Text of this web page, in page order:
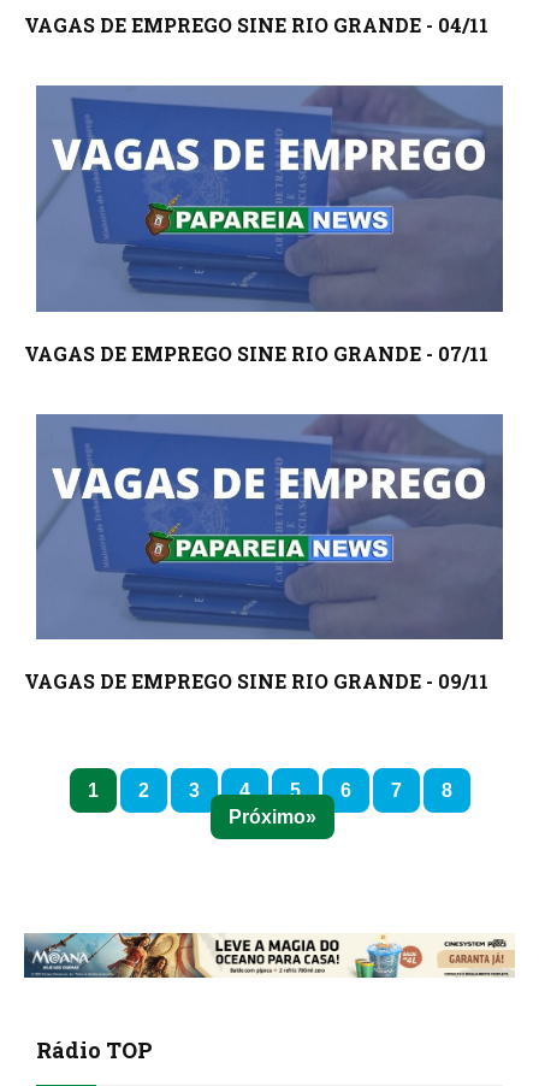
VAGAS DE EMPREGO SINE RIO GRANDE - 04/11
VAGAS DE EMPREGO SINE RIO GRANDE - 07/11
VAGAS DE EMPREGO SINE RIO GRANDE - 09/11
1 2 3 4 5 6 7
8
Próximo
Rádio TOP